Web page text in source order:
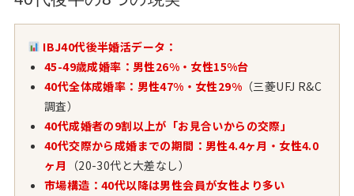
IBJ40代後半婚活データ：
45-49歳成婚率：男性26%・女性15%台
40代全体成婚率：男性47%・女性29%（三菱UFJ R&C
調査）
40代成婚者の9割以上が「お見合いからの交際」
40代交際から成婚までの期間：男性4.4ヶ月・女性4.0
ヶ月
（20-30代と大差なし）
市場構造：40代以降は男性会員が女性より多い